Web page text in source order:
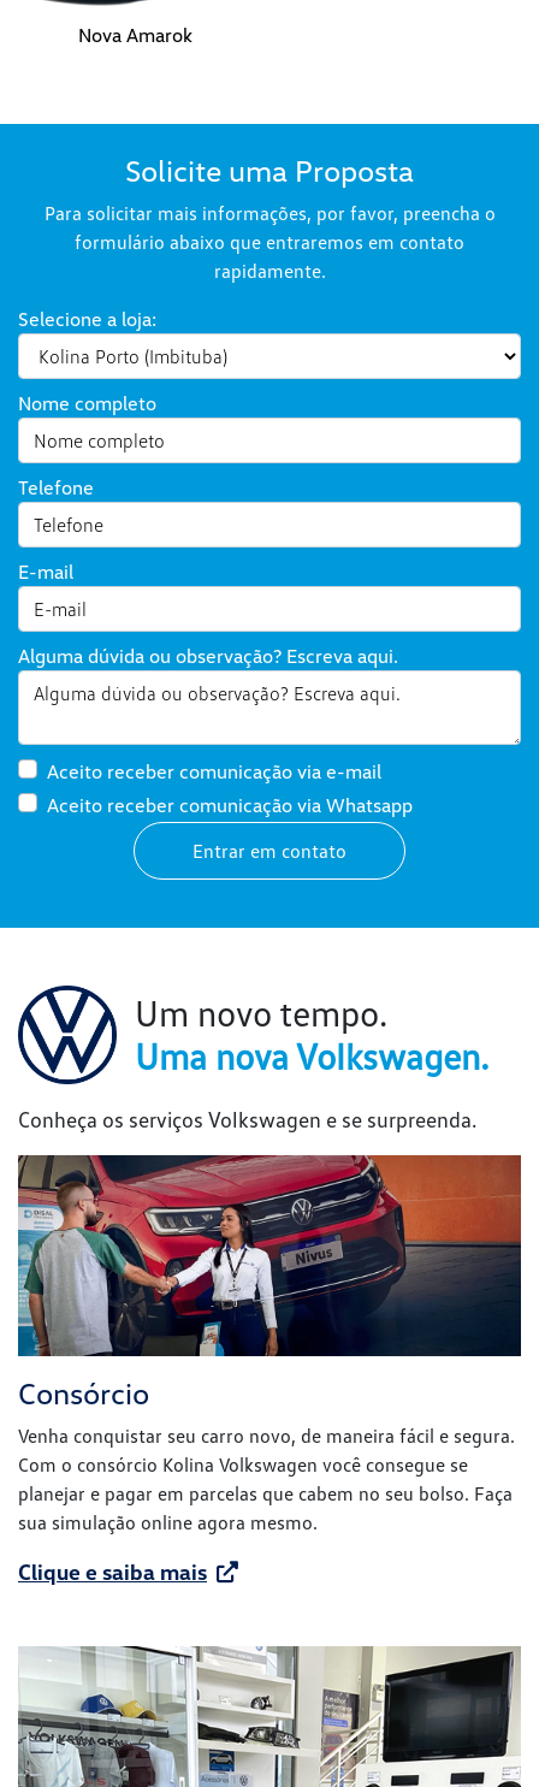
Nova Amarok
Solicite uma Proposta
Para solicitar mais informações, por favor, preencha o
formulário abaixo que entraremos em contato
rapidamente.
Selecione a loja:
Nome completo
Telefone
E-mail
Alguma dúvida ou observação? Escreva aqui.
Aceito receber comunicação via e-mail
Aceito receber comunicação via Whatsapp
Entrar em contato
Um novo tempo.
Uma nova Volkswagen.
Conheça os serviços Volkswagen e se surpreenda.
Consórcio
Venha conquistar seu carro novo, de maneira fácil e segura.
Com o consórcio Kolina Volkswagen você consegue se
planejar e pagar em parcelas que cabem no seu bolso. Faça
sua simulação online agora mesmo.
Clique e saiba mais